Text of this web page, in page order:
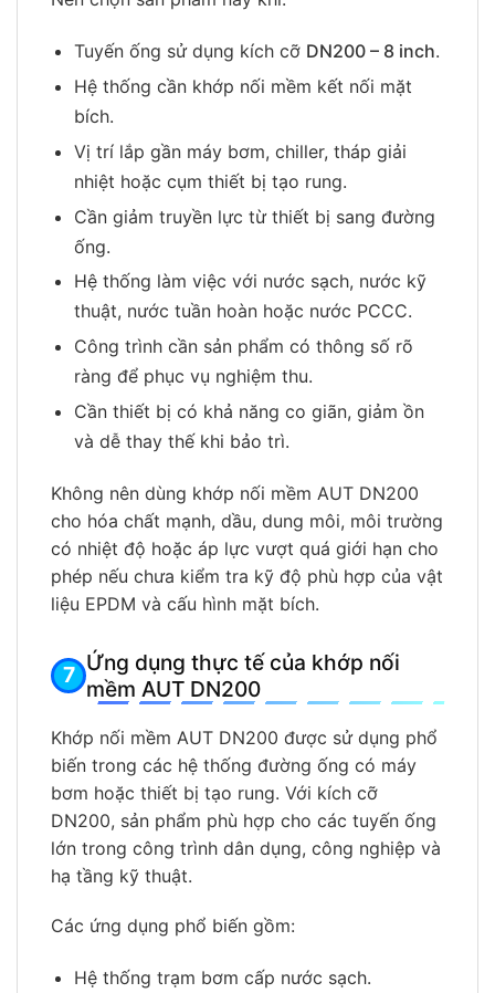
Tuyến ống sử dụng kích cỡ DN200 – 8 inch.
Hệ thống cần khớp nối mềm kết nối mặt
bích.
Vị trí lắp gần máy bơm, chiller, tháp giải
nhiệt hoặc cụm thiết bị tạo rung.
Cần giảm truyền lực từ thiết bị sang đường
ống.
Hệ thống làm việc với nước sạch, nước kỹ
thuật, nước tuần hoàn hoặc nước PCCC.
Công trình cần sản phẩm có thông số rõ
ràng để phục vụ nghiệm thu.
Cần thiết bị có khả năng co giãn, giảm ồn
và dễ thay thế khi bảo trì.
Không nên dùng khớp nối mềm AUT DN200
cho hóa chất mạnh, dầu, dung môi, môi trường
có nhiệt độ hoặc áp lực vượt quá giới hạn cho
phép nếu chưa kiểm tra kỹ độ phù hợp của vật
liệu EPDM và cấu hình mặt bích.
Ứng dụng thực tế của khớp nối
mềm AUT DN200
Khớp nối mềm AUT DN200 được sử dụng phổ
biến trong các hệ thống đường ống có máy
bơm hoặc thiết bị tạo rung. Với kích cỡ
DN200, sản phẩm phù hợp cho các tuyến ống
lớn trong công trình dân dụng, công nghiệp và
hạ tầng kỹ thuật.
Các ứng dụng phổ biến gồm:
Hệ thống trạm bơm cấp nước sạch.